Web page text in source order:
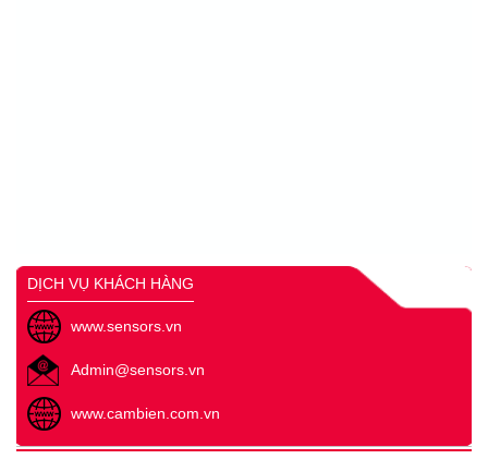
DỊCH VỤ KHÁCH HÀNG
www.sensors.vn
Admin@sensors.vn
www.cambien.com.vn